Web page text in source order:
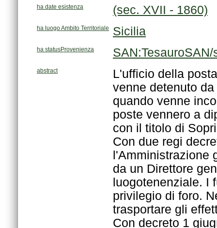
ha date esistenza (sec. XVII - 1860)
ha luogo Ambito Territoriale Sicilia
ha statusProvenienza
abstract